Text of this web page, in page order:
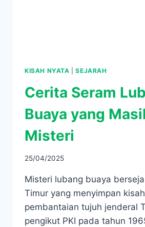
KISAH NYATA |SEJARAH
Cerita Seram
Buaya yang
Misteri
25/04/2025
Misteri lubang buaya
Timur yang menyimpan
pembantaian tujuh jenderal
pengikut PKI pada tahun